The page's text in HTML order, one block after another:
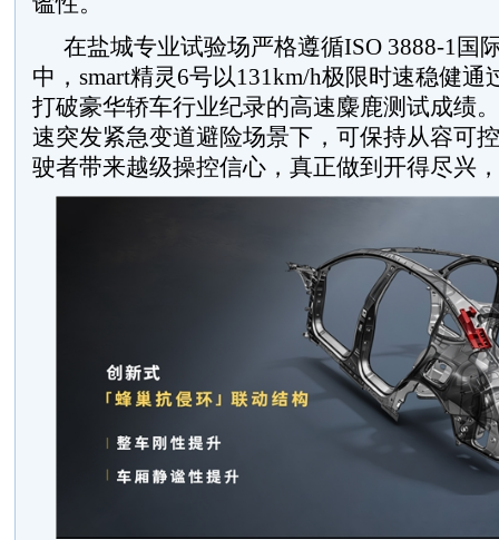
在盐城专业试验场严格遵循ISO 3888-1国
中，smart精灵6号以131km/h极限时速稳健通
打破豪华轿车行业纪录的高速麋鹿测试成绩
速突发紧急变道避险场景下，可保持从容可
驶者带来越级操控信心，真正做到开得尽兴